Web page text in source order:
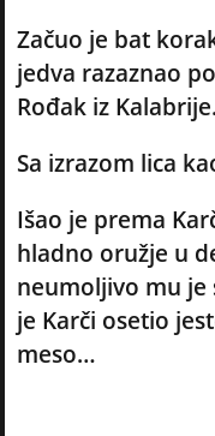
Začuo je bat
jedva razaznao
Rođak iz Kalabrije.
Sa izrazom lica
Išao je prema
hladno oružje u
neumoljivo mu je
je Karči osetio
meso…